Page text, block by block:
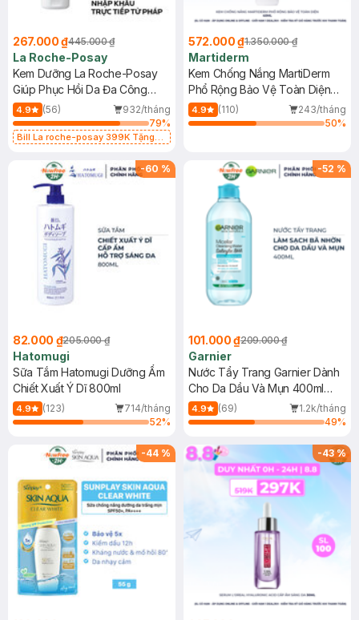
267.000 ₫445.000 ₫
La Roche-Posay
Kem Dưỡng La Roche-Posay
Giúp Phục Hồi Da Đa Công
Dụng 40ml
4.9 (56)
932/tháng
79%
Bill La roche-posay 399K Tặng
(SL có hạn)
572.000 ₫1.350.000 ₫
Martiderm
Kem Chống Nắng MartiDerm
Phổ Rộng Bảo Vệ Toàn Diện
40ml
4.9 (110)
243/tháng
50%
-60 %
82.000 ₫205.000 ₫
Hatomugi
Sữa Tắm Hatomugi Dưỡng Ẩm
Chiết Xuất Ý Dĩ 800ml
4.9 (123)
714/tháng
52%
-52 %
101.000 ₫209.000 ₫
Garnier
Nước Tẩy Trang Garnier Dành
Cho Da Dầu Và Mụn 400ml
(Mới)
4.9 (69)
1.2k/tháng
49%
-44 % -43%